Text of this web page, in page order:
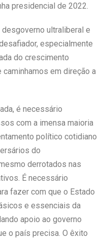
presidencial de 2022.
ultraliberal e
especialmente
do crescimento
em direção a
é necessário
com a imensa maioria
político cotidiano
do
derrotados nas
É necessário
fazer com que o Estado
e essenciais da
apoio ao governo
o país precisa. O êxito